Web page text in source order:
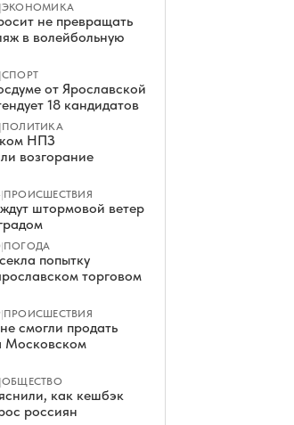
|ЭКОНОМИКА
не превращать
в волейбольную
|СПОРТ
от Ярославской
18 кандидатов
|ПОЛИТИКА
НПЗ
возгорание
|ПРОИСШЕСТВИЯ
штормовой ветер
|ПОГОДА
попытку
торговом
|ПРОИСШЕСТВИЯ
смогли продать
Московском
|ОБЩЕСТВО
как кешбэк
россиян